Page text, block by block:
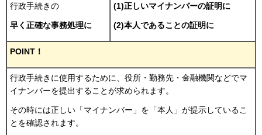
行政手続きの
早く正確な事務処理に
(1)正しいマイナンバーの証明に
(2)本人であることの証明に
POINT！
行政手続きに使用するために、役所・勤務先・金融機関などでマ
イナンバーを提出することが求められます。
その時には正しい「マイナンバー」を「本人」が提示しているこ
とを確認されます。